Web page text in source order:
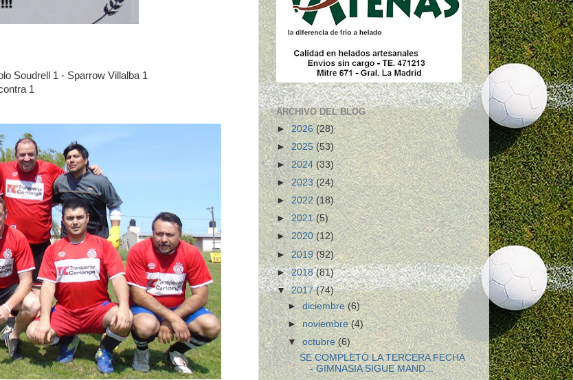
Soudrell 1 - Sparrow Villalba 1
1
ARCHIVO DEL BLOG
►2026(28)
►2025(53)
►2024(33)
►2023(24)
►2022(18)
► 2021(5)
►2020(12)
►2019(92)
►2018(81)
▼2017(74)
►diciembre(6)
►noviembre(4)
▼octubre(6)
SE COMPLETÓ LA TERCERA FECHA
- GIMNASIA SIGUE MAND...